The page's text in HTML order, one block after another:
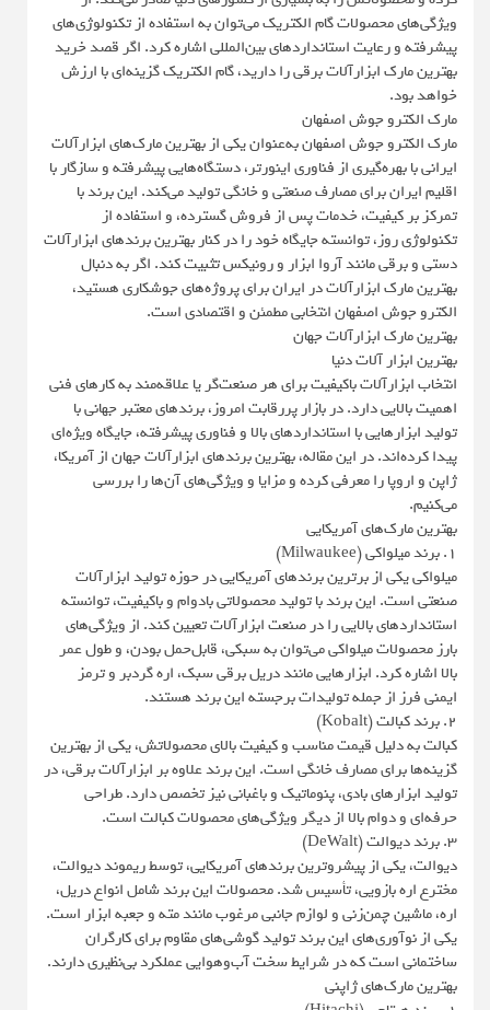
ویژگی‌های محصولات گام الکتریک می‌توان به استفاده از تکنولوژی‌های
پیشرفته و رعایت استانداردهای بین‌المللی اشاره کرد. اگر قصد خرید
بهترین مارک ابزارآلات برقی را دارید، گام الکتریک گزینه‌ای با ارزش
خواهد بود.
مارک الکترو جوش اصفهان
مارک الکترو جوش اصفهان به‌عنوان یکی از بهترین مارک‌های ابزارآلات
ایرانی با بهره‌گیری از فناوری اینورتر، دستگاه‌هایی پیشرفته و سازگار با
اقلیم ایران برای مصارف صنعتی و خانگی تولید می‌کند. این برند با
تمرکز بر کیفیت، خدمات پس از فروش گسترده، و استفاده از
تکنولوژی روز، توانسته جایگاه خود را در کنار بهترین برندهای ابزارآلات
دستی و برقی مانند آروا ابزار و رونیکس تثبیت کند. اگر به دنبال
بهترین مارک ابزارآلات در ایران برای پروژه‌های جوشکاری هستید،
الکترو جوش اصفهان انتخابی مطمئن و اقتصادی است.
بهترین مارک ابزارآلات جهان‌
بهترین ابزار آلات دنیا
انتخاب ابزارآلات باکیفیت برای هر صنعت‌گر یا علاقه‌مند به کارهای فنی
اهمیت بالایی دارد. در بازار پررقابت امروز، برندهای معتبر جهانی با
تولید ابزارهایی با استانداردهای بالا و فناوری پیشرفته، جایگاه ویژه‌ای
پیدا کرده‌اند. در این مقاله، بهترین برندهای ابزارآلات جهان از آمریکا،
ژاپن و اروپا را معرفی کرده و مزایا و ویژگی‌های آن‌ها را بررسی
می‌کنیم.
بهترین مارک‌های آمریکایی
1. برند میلواکی (Milwaukee)
میلواکی یکی از برترین برندهای آمریکایی در حوزه تولید ابزارآلات
صنعتی است. این برند با تولید محصولاتی بادوام و باکیفیت، توانسته
استانداردهای بالایی را در صنعت ابزارآلات تعیین کند. از ویژگی‌های
بارز محصولات میلواکی می‌توان به سبکی، قابل‌حمل بودن، و طول عمر
بالا اشاره کرد. ابزارهایی مانند دریل برقی سبک، اره گردبر و ترمز
ایمنی فرز از جمله تولیدات برجسته این برند هستند.
2. برند کبالت (Kobalt)
کبالت به دلیل قیمت مناسب و کیفیت بالای محصولاتش، یکی از بهترین
گزینه‌ها برای مصارف خانگی است. این برند علاوه بر ابزارآلات برقی، در
تولید ابزارهای بادی، پنوماتیک و باغبانی نیز تخصص دارد. طراحی
حرفه‌ای و دوام بالا از دیگر ویژگی‌های محصولات کبالت است.
3. برند دیوالت (DeWalt)
دیوالت، یکی از پیشروترین برندهای آمریکایی، توسط ریموند دیوالت،
مخترع اره بازویی، تأسیس شد. محصولات این برند شامل انواع دریل،
اره، ماشین چمن‌زنی و لوازم جانبی مرغوب مانند مته و جعبه ابزار است.
یکی از نوآوری‌های این برند تولید گوشی‌های مقاوم برای کارگران
ساختمانی است که در شرایط سخت آب‌وهوایی عملکرد بی‌نظیری دارند.
بهترین مارک‌های ژاپنی